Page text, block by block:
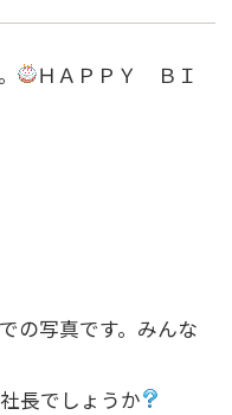
ＨＡＰＰＹ ＢＩ
の写真です。みんな
長でしょうか